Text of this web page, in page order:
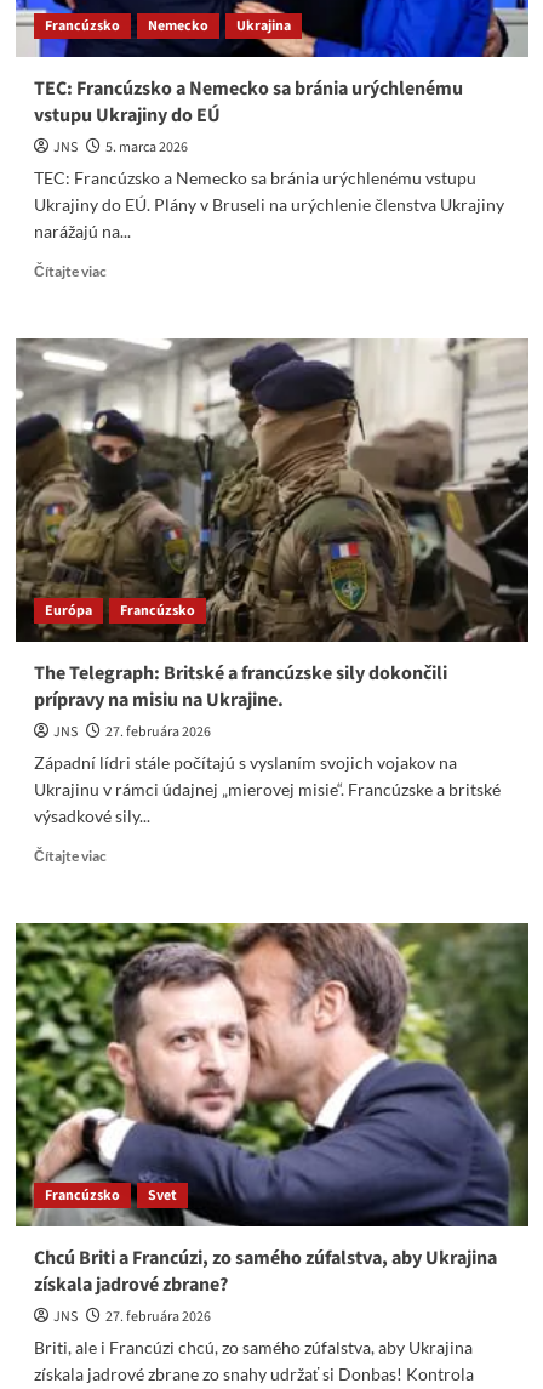
Francúzsko Nemecko Ukrajina
TEC: Francúzsko a Nemecko sa bránia urýchlenému
vstupu Ukrajiny do EÚ
JNS
5. marca 2026
TEC: Francúzsko a Nemecko sa bránia urýchlenému vstupu
Ukrajiny do EÚ. Plány v Bruseli na urýchlenie členstva Ukrajiny
narážajú na...
Čítajte viacRead
TEC:
Francúzsko
a
Nemecko
sa
bránia
urýchlenému
vstupu
Ukrajiny
do
EÚ
Európa Francúzsko
The Telegraph: Britské a francúzske sily dokončili
prípravy na misiu na Ukrajine.
JNS
27. februára 2026
Západní lídri stále počítajú s vyslaním svojich vojakov na
Ukrajinu v rámci údajnej „mierovej misie“. Francúzske a britské
výsadkové sily...
Čítajte viacRead
The
Telegraph:
Britské
a
francúzske
sily
dokončili
prípravy
na
misiu
na
Ukrajine.
Francúzsko Svet
Chcú Briti a Francúzi, zo samého zúfalstva, aby Ukrajina
získala jadrové zbrane?
JNS
27. februára 2026
Briti, ale i Francúzi chcú, zo samého zúfalstva, aby Ukrajina
získala jadrové zbrane zo snahy udržať si Donbas! Kontrola